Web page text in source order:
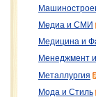
Медиа и СМИ
Медицина и
Менеджмент
Металлургия
Мода и Стиль